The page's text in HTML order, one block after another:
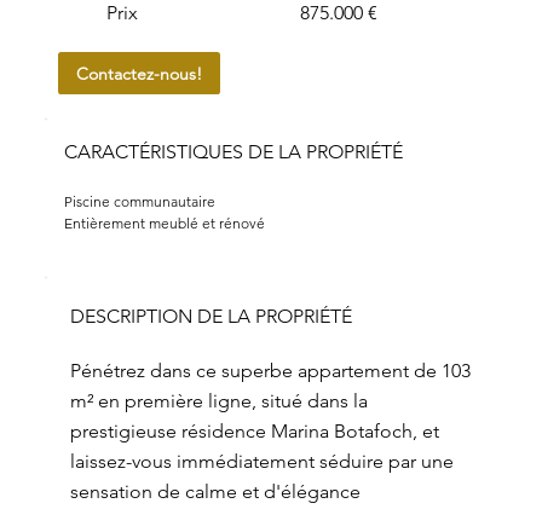
Prix 875.000 €
Contactez-nous!
CARACTÉRISTIQUES DE LA PROPRIÉTÉ
Piscine communautaire
Entièrement meublé et rénové
DESCRIPTION DE LA PROPRIÉTÉ
Pénétrez dans ce superbe appartement de 103
m² en première ligne, situé dans la
prestigieuse résidence Marina Botafoch, et
laissez-vous immédiatement séduire par une
sensation de calme et d'élégance